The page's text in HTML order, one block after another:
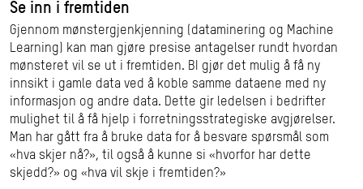
Se inn i fremtiden
Gjennom mønstergjenkjenning (dataminering og Machine
Learning) kan man gjøre presise antagelser rundt hvordan
mønsteret vil se ut i fremtiden. BI gjør det mulig å få ny
innsikt i gamle data ved å koble samme dataene med ny
informasjon og andre data. Dette gir ledelsen i bedrifter
mulighet til å få hjelp i forretningsstrategiske avgjørelser.
Man har gått fra å bruke data for å besvare spørsmål som
«hva skjer nå?», til også å kunne si «hvorfor har dette
skjedd?» og «hva vil skje i fremtiden?»